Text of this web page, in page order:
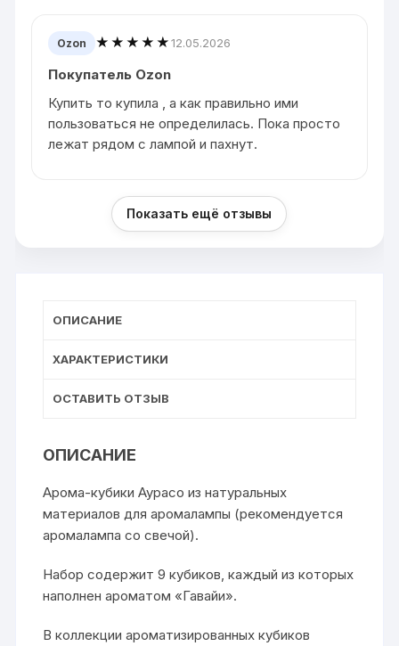
Ozon ★★★★★12.05.2026
Покупатель Ozon
Купить то купила , а как правильно ими
пользоваться не определилась. Пока просто
лежат рядом с лампой и пахнут.
Показать ещё отзывы
ОПИСАНИЕ
ХАРАКТЕРИСТИКИ
ОСТАВИТЬ ОТЗЫВ
ОПИСАНИЕ
Арома-кубики Аурасо из натуральных
материалов для аромалампы (рекомендуется
аромалампа со свечой).
Набор содержит 9 кубиков, каждый из которых
наполнен ароматом «Гавайи».
В коллекции ароматизированных кубиков